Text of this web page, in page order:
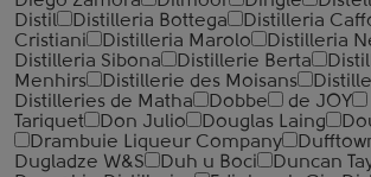
Distil
Distilleria Bottega Distilleria
Cristiani
Distilleria Marolo
Distilleria
Distilleria Sibona
Distillerie Berta
Menhirs
Distillerie des Moisans
Distilleries de Matha
Dobbe de JOY
Tariquet
Don Julio Douglas Laing
Drambuie Liqueur Company
Dugladze W&S
Duh u Boci
Duncan